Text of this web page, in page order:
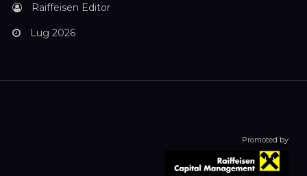
Raiffeisen Editor
Lug 2026
Promoted by